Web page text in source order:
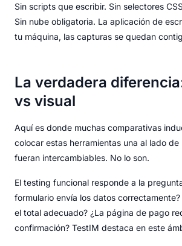
Sin scripts que escribir. Sin selectores
Sin nube obligatoria. La aplicación de
tu máquina, las capturas se quedan
La verdadera
vs visual
Aquí es donde muchas comparativas
colocar estas herramientas una al lado de
fueran intercambiables. No lo son.
El testing funcional responde a la
formulario envía los datos
el total adecuado? ¿La página de pago
confirmación? TestIM destaca en este